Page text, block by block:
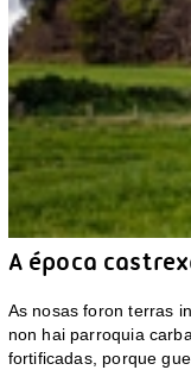
A época
As nosas foron terras
non hai parroquia
fortificadas, porque